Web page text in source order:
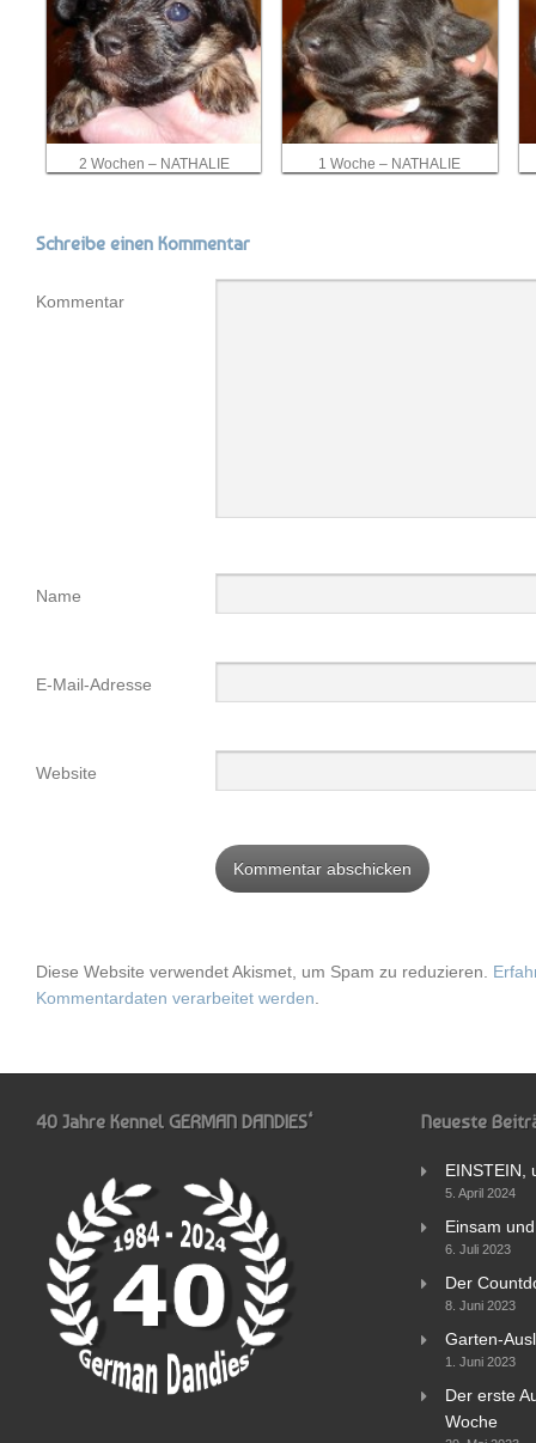
2 Wochen – NATHALIE 1 Woche – NATHALIE
Schreibe einen Kommentar
Kommentar
Name
E-Mail-Adresse
Website
Diese Website verwendet Akismet, um Spam zu reduzieren.
Kommentardaten verarbeitet werden
40 Jahre Kennel GERMAN DANDIES‘ Neueste
EINSTEIN,
5. April 2024
Einsam
6. Juli 2023
Der
8. Juni 2023
Garten-
1. Juni 2023
Der erste
Woche